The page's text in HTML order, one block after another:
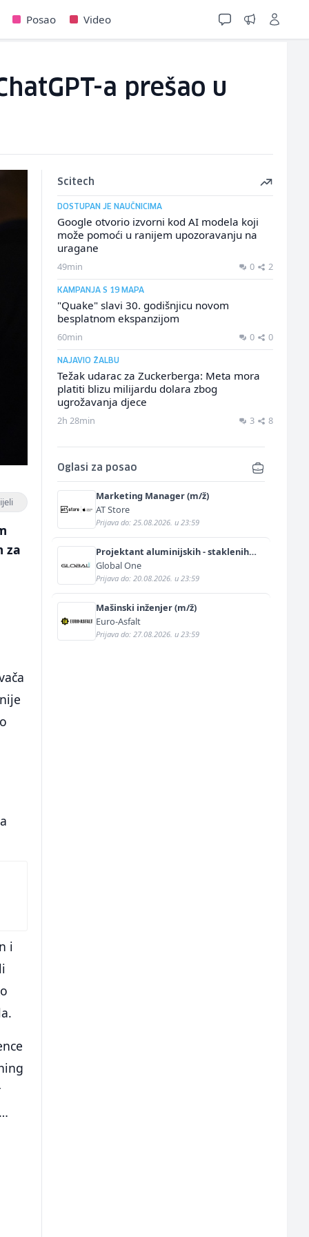
Posao Video
a prešao u
za
i
Scitech
DOSTUPAN JE NAUČNICIMA
Google otvorio izvorni kod AI modela koji
može pomoći u ranijem upozoravanju na
uragane
49min 0 2
KAMPANJA S 19 MAPA
"Quake" slavi 30. godišnjicu novom
besplatnom ekspanzijom
60min 0 0
NAJAVIO ŽALBU
Težak udarac za Zuckerberga: Meta mora
platiti blizu milijardu dolara zbog
ugrožavanja djece
2h 28min 3 8
Oglasi za posao
Marketing Manager (m/ž)
AT Store
Prijava do: 25.08.2026. u 23:59
Projektant aluminijskih - staklenih
fasada (m/ž)
Global One
Prijava do: 20.08.2026. u 23:59
Mašinski inženjer (m/ž)
Euro-Asfalt
Prijava do: 27.08.2026. u 23:59